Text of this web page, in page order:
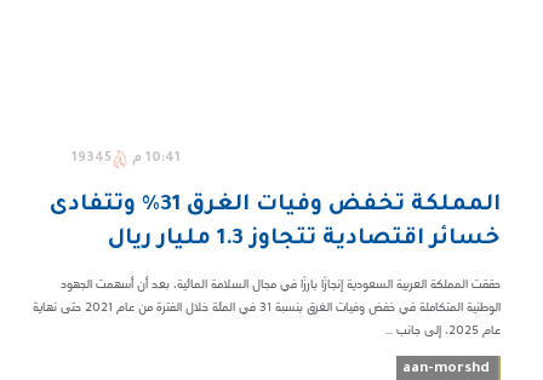
10:41 م 19345
المملكة تخفض وفيات الغرق 31% وتتفادى
خسائر اقتصادية تتجاوز 1.3 مليار ريال
حققت المملكة العربية السعودية إنجازًا بارزًا في مجال السلامة المائية، بعد أن أسهمت الجهود
الوطنية المتكاملة في خفض وفيات الغرق بنسبة 31 في المئة خلال الفترة من عام 2021 حتى نهاية
عام 2025، إلى جانب ...
aan-morshd